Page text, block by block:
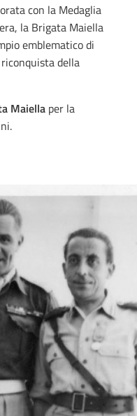
con la Medaglia
la Brigata Maiella
emblematico di
della
Maiellaper la